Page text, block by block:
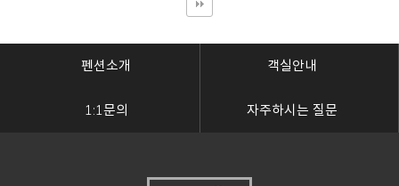
펜션소개 객실안내
1:1문의 자주하시는 질문